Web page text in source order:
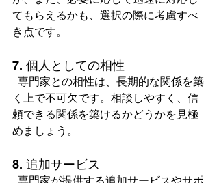
てもらえるかも、選択の際に考慮すべ
き点です。
7. 個人としての相性
く上で不可欠です。相談しやすく、信
頼できる関係を築けるかどうかを見極
めましょう。
8. 追加サービス